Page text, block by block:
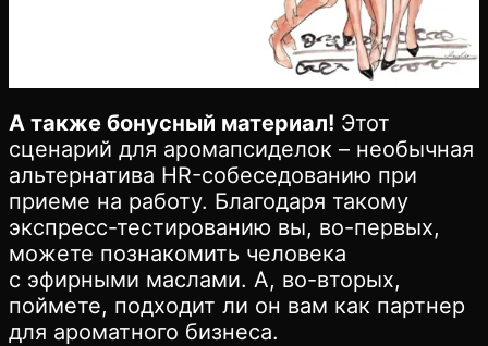
А также бонусный материал! Этот
сценарий для аромапсиделок – необычная
альтернатива HR-собеседованию при
приеме на работу. Благодаря такому
экспресс-тестированию вы, во-первых,
можете познакомить человека
с эфирными маслами. А, во-вторых,
поймете, подходит ли он вам как партнер
для ароматного бизнеса.